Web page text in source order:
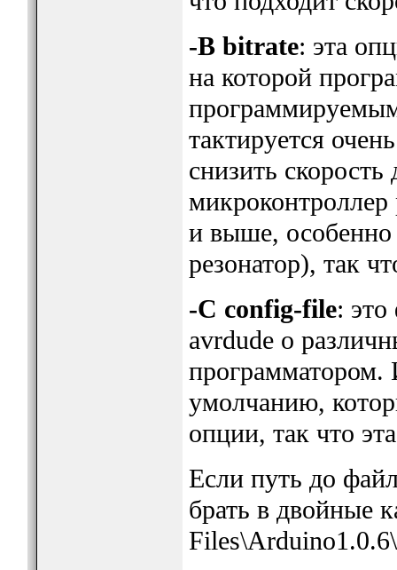
-B bitrate: эта
на которой
тактируется
снизить
и выше, особенно
резонатор), так
-C config-file: это
avrdude о
программатором.
умолчанию,
опции, так что
Если путь до
брать в двойные